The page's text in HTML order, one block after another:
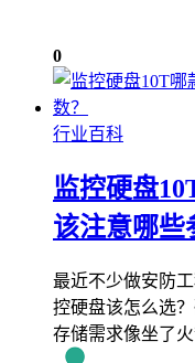
0
行业百科
监控硬盘
该注意哪些
最近不少做安防
控硬盘该怎么选
存储需求像坐了